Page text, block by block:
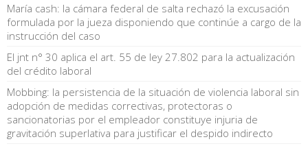
María cash: la cámara federal de salta rechazó la excusación
formulada por la jueza disponiendo que continúe a cargo de la
instrucción del caso
El jnt n° 30 aplica el art. 55 de ley 27.802 para la actualización
del crédito laboral
Mobbing: la persistencia de la situación de violencia laboral sin
adopción de medidas correctivas, protectoras o
sancionatorias por el empleador constituye injuria de
gravitación superlativa para justificar el despido indirecto